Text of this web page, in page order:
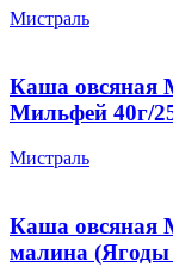
Мистраль
Каша
Мильфей 40г/
Мистраль
Каша овсяная
малина